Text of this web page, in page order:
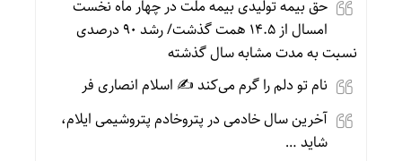
حق بیمه تولیدی بیمه ملت در چهار ماه نخست
امسال از ۱۴.۵ همت گذشت/ رشد ۹۰ درصدی
نسبت به مدت مشابه سال گذشته
نام تو دلم را گرم می‌کند ✍️ اسلام انصاری فر
آخرین سال خادمی در پتروخادم پتروشیمی ایلام،
شاید …